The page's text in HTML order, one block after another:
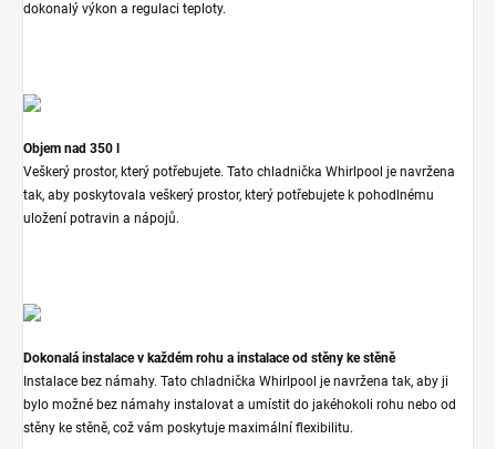
dokonalý výkon a regulaci teploty.
Objem nad 350 l
Veškerý prostor, který potřebujete. Tato chladnička Whirlpool je navržena
tak, aby poskytovala veškerý prostor, který potřebujete k pohodlnému
uložení potravin a nápojů.
Dokonalá instalace v každém rohu a instalace od stěny ke stěně
Instalace bez námahy. Tato chladnička Whirlpool je navržena tak, aby ji
bylo možné bez námahy instalovat a umístit do jakéhokoli rohu nebo od
stěny ke stěně, což vám poskytuje maximální flexibilitu.